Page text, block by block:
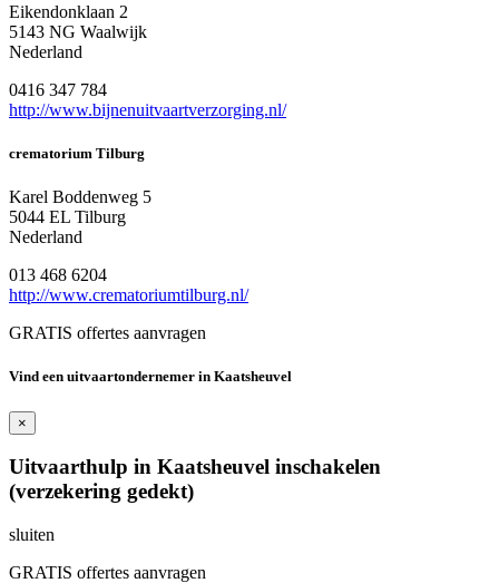
Eikendonklaan 2
5143 NG Waalwijk
Nederland
0416 347 784
http://www.bijnenuitvaartverzorging.nl/
crematorium Tilburg
Karel Boddenweg 5
5044 EL Tilburg
Nederland
013 468 6204
http://www.crematoriumtilburg.nl/
GRATIS offertes aanvragen
Vind een uitvaartondernemer in Kaatsheuvel
×
Uitvaarthulp in Kaatsheuvel inschakelen
(verzekering gedekt)
sluiten
GRATIS offertes aanvragen